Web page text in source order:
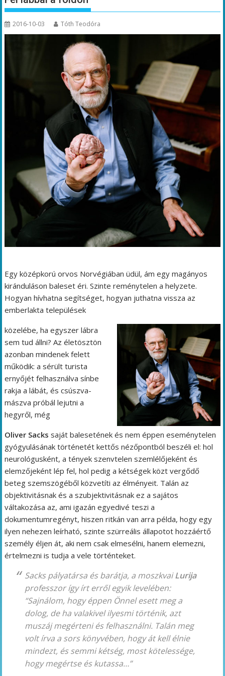
2016-10-03 Tóth Teodóra
Egy középkorú orvos Norvégiában üdül, ám egy magányos
kiránduláson baleset éri. Szinte reménytelen a helyzete.
Hogyan hívhatna segítséget, hogyan juthatna vissza az
emberlakta települések
közelébe, ha egyszer lábra
sem tud állni? Az életösztön
azonban mindenek felett
működik: a sérült turista
ernyőjét felhasználva sínbe
rakja a lábát, és csúszva-
mászva próbál lejutni a
hegyről, még
Oliver Sacks saját balesetének és nem éppen eseménytelen
gyógyulásának történetét kettős nézőpontból beszéli el: hol
neurológusként, a tények szenvtelen szemlélőjeként és
elemzőjeként lép fel, hol pedig a kétségek közt vergődő
beteg szemszögéből közvetíti az élményeit. Talán az
objektivitásnak és a szubjektivitásnak ez a sajátos
váltakozása az, ami igazán egyedivé teszi a
dokumentumregényt, hiszen ritkán van arra példa, hogy egy
ilyen nehezen leírható, szinte szürreális állapotot hozzáértő
személy éljen át, aki nem csak elmesélni, hanem elemezni,
értelmezni is tudja a vele történteket.
Sacks pályatársa és barátja, a moszkvaiLurija
professzor így írt erről egyik levelében:
“Sajnálom, hogy éppen Önnel esett meg a
dolog, de ha valakivel ilyesmi történik, azt
muszáj megérteni és felhasználni. Talán meg
volt írva a sors könyvében, hogy át kell élnie
mindezt, és semmi kétség, most kötelessége,
hogy megértse és kutassa…”